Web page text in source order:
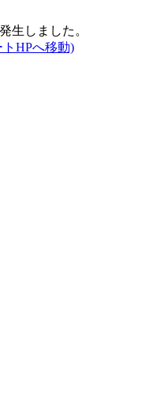
生しました。
HPへ移動)